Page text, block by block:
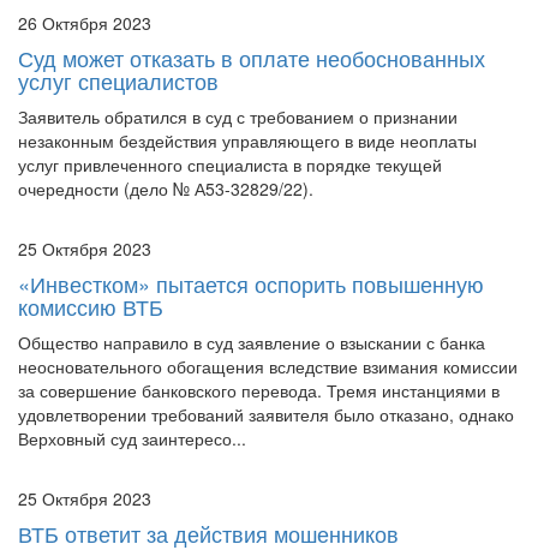
26 Октября 2023
Суд может отказать в оплате необоснованных
услуг специалистов
Заявитель обратился в суд с требованием о признании
незаконным бездействия управляющего в виде неоплаты
услуг привлеченного специалиста в порядке текущей
очередности (дело № А53-32829/22).
25 Октября 2023
«Инвестком» пытается оспорить повышенную
комиссию ВТБ
Общество направило в суд заявление о взыскании с банка
неосновательного обогащения вследствие взимания комиссии
за совершение банковского перевода. Тремя инстанциями в
удовлетворении требований заявителя было отказано, однако
Верховный суд заинтересо...
25 Октября 2023
ВТБ ответит за действия мошенников